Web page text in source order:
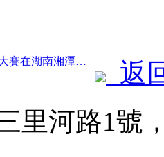
前一篇：中國旅游商品大賽在湖南湘潭成功舉辦
返
里河路1號